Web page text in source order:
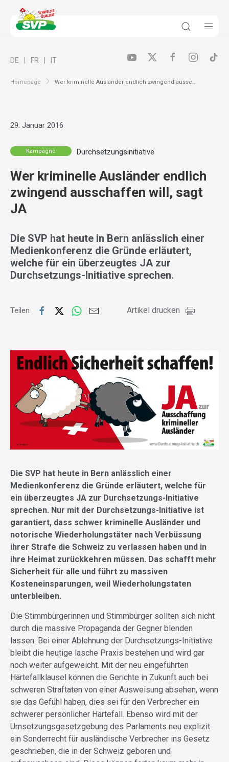
Homepage Wer kriminelle Ausländer endlich zwingend aussc...
DE FR IT
29. Januar 2016
Kampagne Durchsetzungsinitiative
Wer kriminelle Ausländer endlich
zwingend ausschaffen will, sagt
JA
Die SVP hat heute in Bern anlässlich einer
Medienkonferenz die Gründe erläutert,
welche für ein überzeugtes JA zur
Durchsetzungs-Initiative sprechen.
Teilen Artikel drucken
Die SVP hat heute in Bern anlässlich einer
Medienkonferenz die Gründe erläutert, welche für
ein überzeugtes JA zur Durchsetzungs-Initiative
sprechen. Nur mit der Durchsetzungs-Initiative ist
garantiert, dass schwer kriminelle Ausländer und
notorische Wiederholungstäter nach Verbüssung
ihrer Strafe die Schweiz zu verlassen haben und in
ihre Heimat zurückkehren müssen. Das schafft mehr
Sicherheit für alle und führt zu massiven
Kosteneinsparungen, weil Wiederholungstaten
unterbleiben.
Die Stimmbürgerinnen und Stimmbürger sollten sich nicht
durch die massive Propaganda der Gegner blenden
lassen. Bei einer Ablehnung der Durchsetzungs-Initiative
bleibt die heutige lasche Praxis bestehen und wird gar
noch weiter aufgeweicht. Mit der neu eingeführten
Härtefallklausel können die Gerichte in Zukunft auch bei
schweren Straftaten von einer Ausweisung absehen, wenn
sie das Gefühl haben, dies sei für den Verbrecher ein
schwerer persönlicher Härtefall. Ebenso wird mit der
Umsetzungsgesetzgebung des Parlaments neu explizit
ein Sonderrecht für ausländische Verbrecher ins Gesetz
geschrieben, die in der Schweiz geboren und